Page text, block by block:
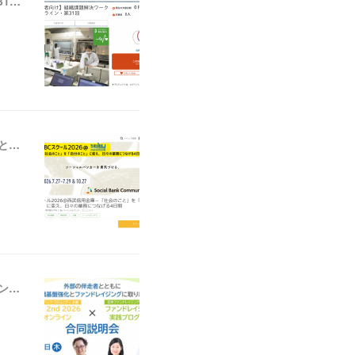
【ニュース】ソーシャルバンク・コミュニティ：「SBCスクール2026＠西武信用金庫－『社会のこと』を『自分のこと』に変え、日々の業務につなげる4日間」の参加者募集を開始しました
【ニュース】ソーシャルバンク・コミュニティ：「WILL 2nd 2026＠オンライン × ファンドレイジング実践プログラム合同説明会」の参加者募集を開始しました